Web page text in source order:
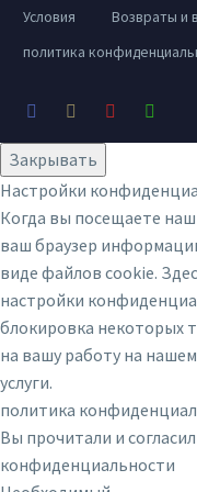
Условия
Возвраты и
политика
Закрывать
Настройки
Когда вы посещаете
ваш браузер
виде файлов cookie.
настройки
блокировка некоторых
на вашу работу на
услуги.
политика
Вы прочитали и
конфиденциальности